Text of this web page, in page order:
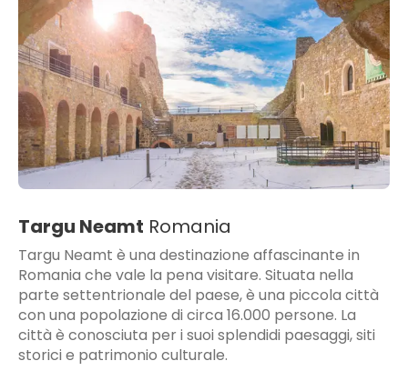
Targu Neamt Romania
Targu Neamt è una destinazione affascinante in
Romania che vale la pena visitare. Situata nella
parte settentrionale del paese, è una piccola città
con una popolazione di circa 16.000 persone. La
città è conosciuta per i suoi splendidi paesaggi, siti
storici e patrimonio culturale.